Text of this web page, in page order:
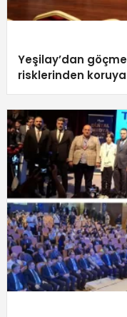
Yeşilay’dan
risklerinden